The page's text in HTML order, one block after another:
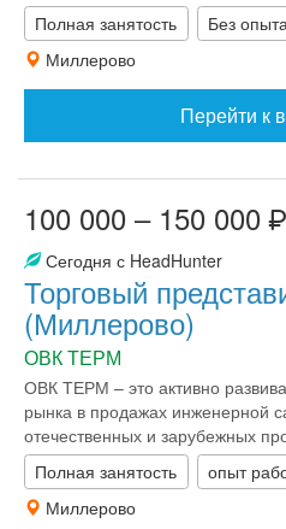
Полная занятость
Без
Миллерово
Перейти к
100 000 – 150 000
Сегодня с HeadHunter
Торговый
(Миллерово)
ОВК ТЕРМ
ОВК ТЕРМ – это активно
рынка в продажах инженерной
отечественных и зарубежных
Полная занятость
опыт
Миллерово